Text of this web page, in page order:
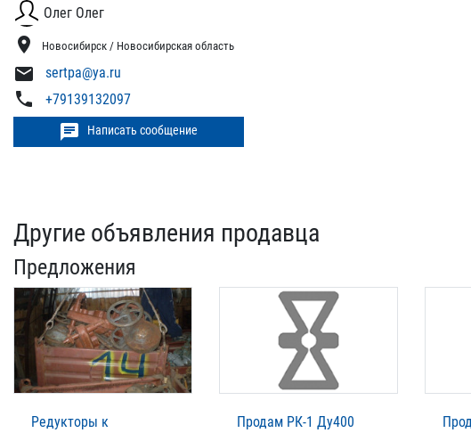
Олег Олег
location_on Новосибирск / Новосибирская область
mail sertpa@ya.ru
phone +79139132097
chat Написать сообщение
Другие объявления продавца
Предложения
Редукторы к
Продам РК-1 Ду400